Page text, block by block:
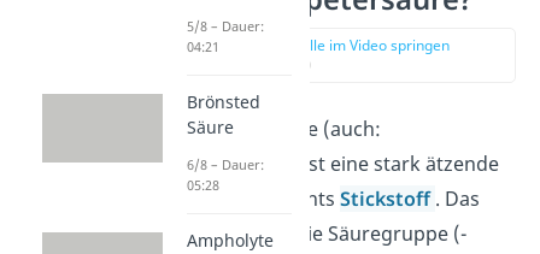
zur Stelle im Video springen
(00:12)
Die Salpetersäure (auch:
Scheidewasser) ist eine stark ätzende
Säure des ElementsStickstoff. Das
bedeutet, dass die Säuregruppe (-
5/8 – Dauer:
04:21
Brönsted
Säure
6/8 – Dauer:
05:28
Ampholyte